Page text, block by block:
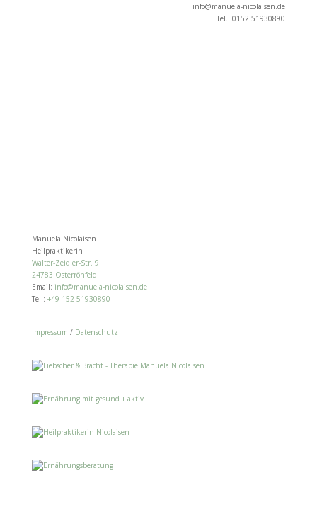
info@manuela-nicolaisen.de
Tel.: 0152 51930890
Manuela Nicolaisen
Heilpraktikerin
Walter-Zeidler-Str. 9
24783 Osterrönfeld
Email: info@manuela-nicolaisen.de
Tel.: +49 152 51930890
Impressum / Datenschutz